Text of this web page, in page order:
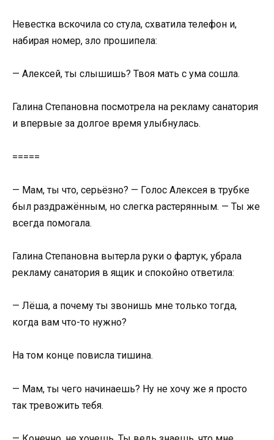
Невестка вскочила со стула, схватила телефон и,
набирая номер, зло прошипела:
— Алексей, ты слышишь? Твоя мать с ума сошла.
Галина Степановна посмотрела на рекламу санатория
и впервые за долгое время улыбнулась.
=====
— Мам, ты что, серьёзно? — Голос Алексея в трубке
был раздражённым, но слегка растерянным. — Ты же
всегда помогала.
Галина Степановна вытерла руки о фартук, убрала
рекламу санатория в ящик и спокойно ответила:
— Лёша, а почему ты звонишь мне только тогда,
когда вам что-то нужно?
На том конце повисла тишина.
— Мам, ты чего начинаешь? Ну не хочу же я просто
так тревожить тебя.